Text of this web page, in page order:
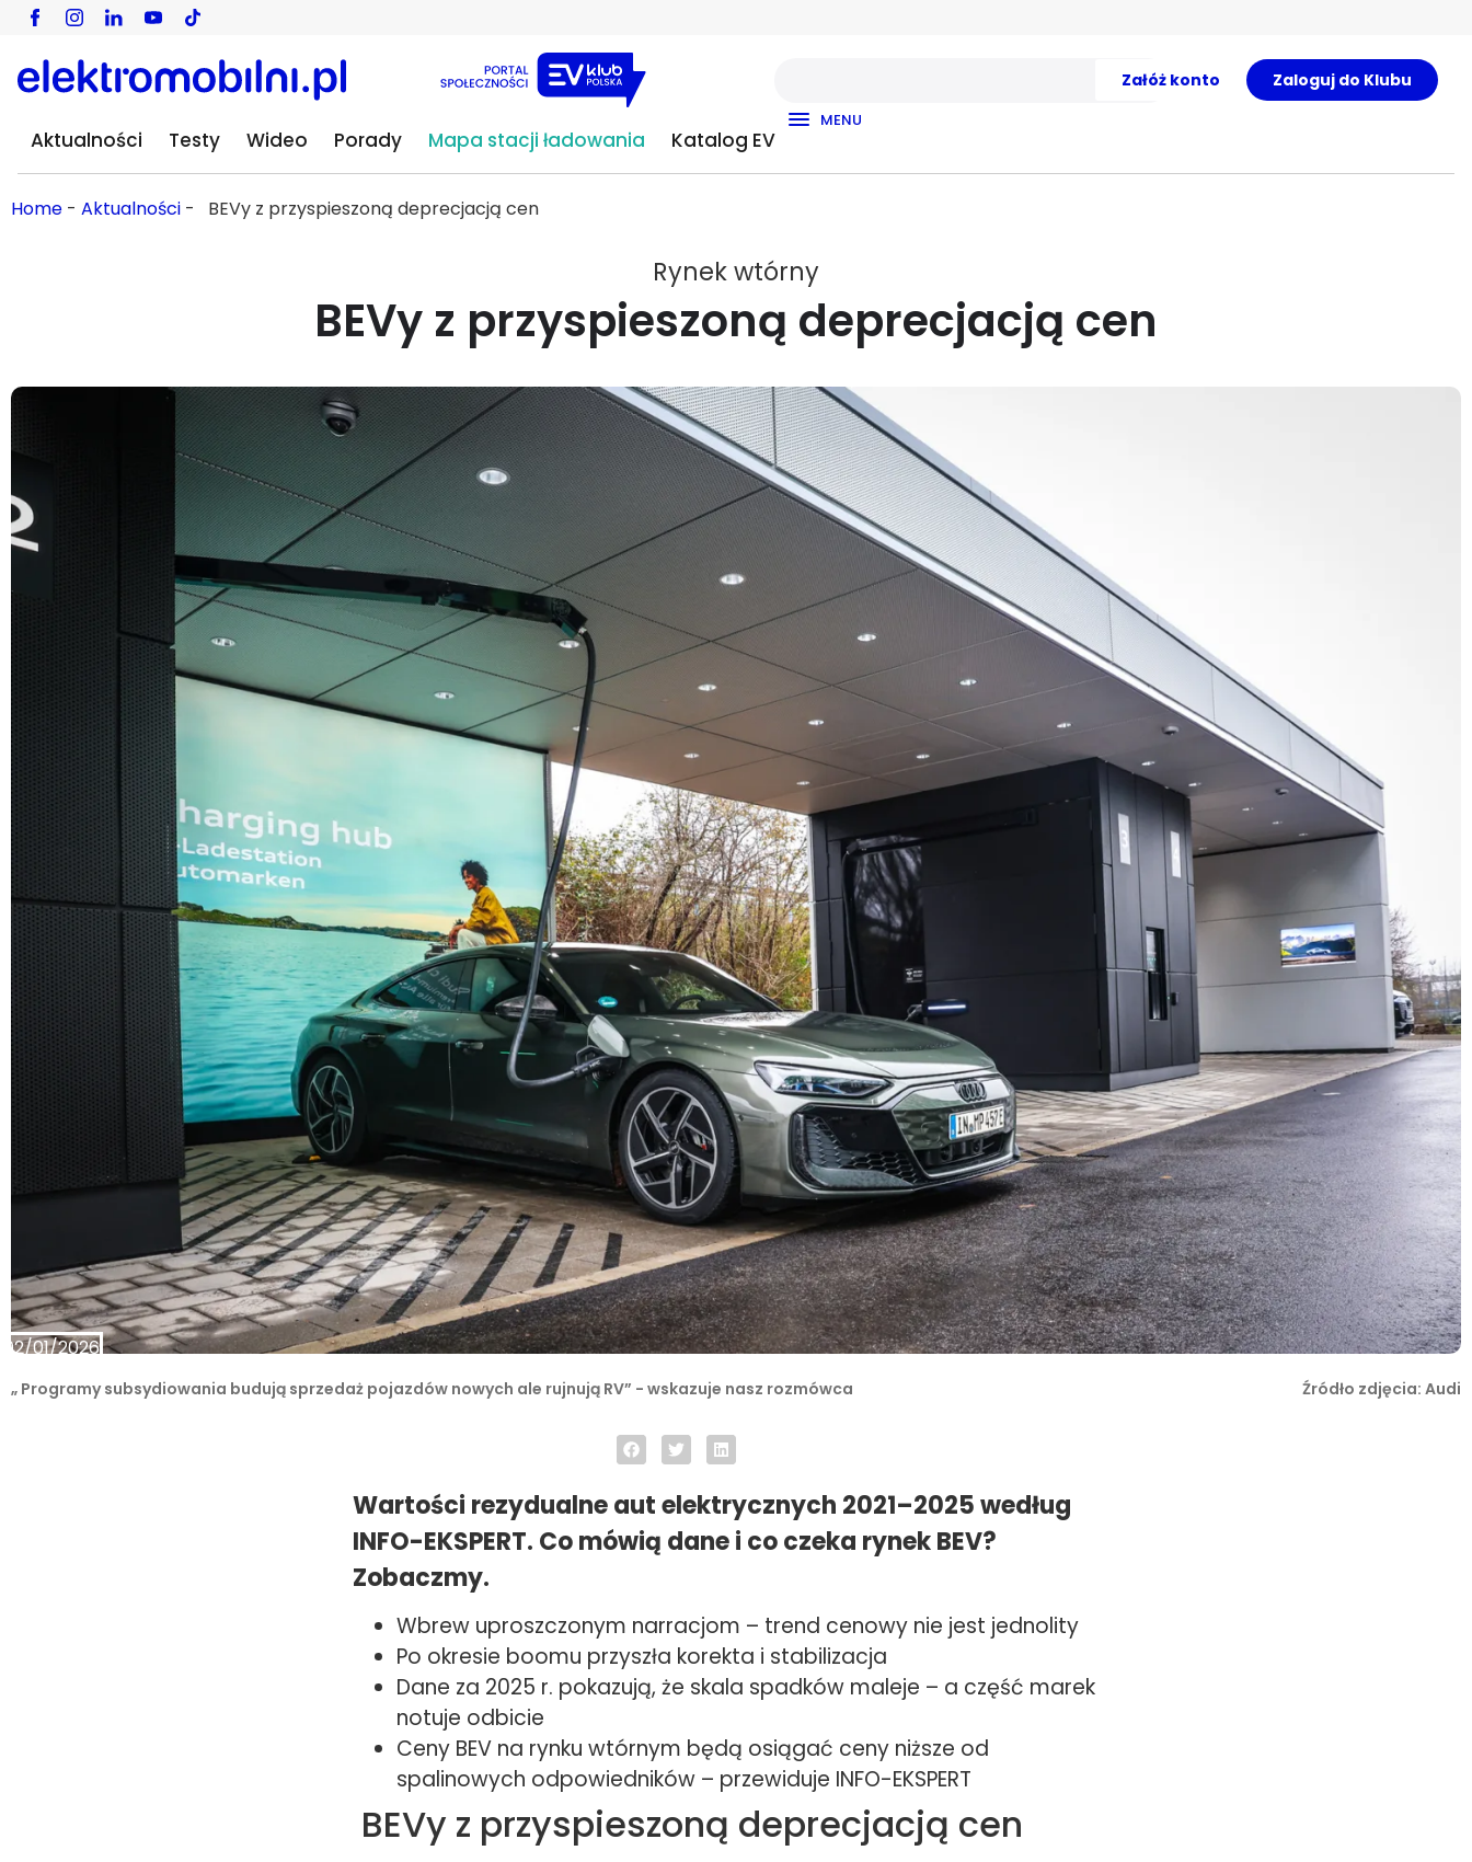
Załóż konto Zaloguj do Klubu
Aktualności Testy Wideo Porady Mapa stacji ładowania Katalog EV
MENU
Home - Aktualności - BEVy z przyspieszoną deprecjacją cen
Rynek wtórny
BEVy z przyspieszoną deprecjacją cen
02/01/2026
„ Programy subsydiowania budują sprzedaż pojazdów nowych ale rujnują RV” - wskazuje nasz rozmówca Źródło zdjęcia: Audi
Wartości rezydualne aut elektrycznych 2021–2025 według
INFO-EKSPERT. Co mówią dane i co czeka rynek BEV?
Zobaczmy.
Wbrew uproszczonym narracjom – trend cenowy nie jest jednolity
Po okresie boomu przyszła korekta i stabilizacja
Dane za 2025 r. pokazują, że skala spadków maleje – a część marek
notuje odbicie
Ceny BEV na rynku wtórnym będą osiągać ceny niższe od
spalinowych odpowiedników – przewiduje INFO-EKSPERT
BEVy z przyspieszoną deprecjacją cen